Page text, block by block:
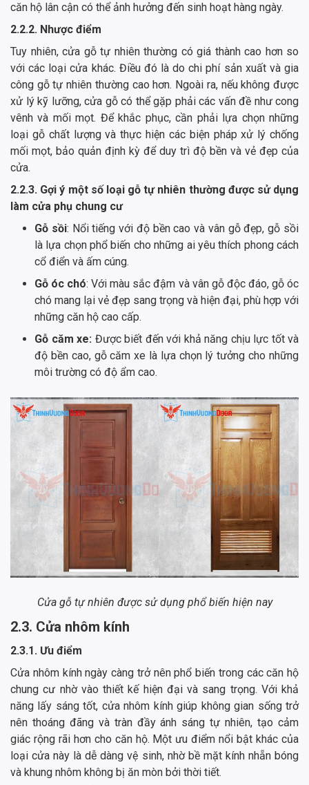
căn hộ lân cận có thể ảnh hưởng đến sinh hoạt hàng ngày.
2.2.2. Nhược điểm
Tuy nhiên, cửa gỗ tự nhiên thường có giá thành cao hơn so
với các loại cửa khác. Điều đó là do chi phí sản xuất và gia
công gỗ tự nhiên thường cao hơn. Ngoài ra, nếu không được
xử lý kỹ lưỡng, cửa gỗ có thể gặp phải các vấn đề như cong
vênh và mối mọt. Để khắc phục, cần phải lựa chọn những
loại gỗ chất lượng và thực hiện các biện pháp xử lý chống
mối mọt, bảo quản định kỳ để duy trì độ bền và vẻ đẹp của
cửa.
2.2.3. Gợi ý một số loại gỗ tự nhiên thường được sử dụng
làm cửa phụ chung cư
Gỗ sồi: Nổi tiếng với độ bền cao và vân gỗ đẹp, gỗ sồi
là lựa chọn phổ biến cho những ai yêu thích phong cách
cổ điển và ấm cúng.
Gỗ óc chó: Với màu sắc đậm và vân gỗ độc đáo, gỗ óc
chó mang lại vẻ đẹp sang trọng và hiện đại, phù hợp với
những căn hộ cao cấp.
Gỗ căm xe: Được biết đến với khả năng chịu lực tốt và
độ bền cao, gỗ căm xe là lựa chọn lý tưởng cho những
môi trường có độ ẩm cao.
Cửa gỗ tự nhiên được sử dụng phổ biến hiện nay
2.3. Cửa nhôm kính
2.3.1. Ưu điểm
Cửa nhôm kính ngày càng trở nên phổ biến trong các căn hộ
chung cư nhờ vào thiết kế hiện đại và sang trọng. Với khả
năng lấy sáng tốt, cửa nhôm kính giúp không gian sống trở
nên thoáng đãng và tràn đầy ánh sáng tự nhiên, tạo cảm
giác rộng rãi hơn cho căn hộ. Một ưu điểm nổi bật khác của
loại cửa này là dễ dàng vệ sinh, nhờ bề mặt kính nhẵn bóng
và khung nhôm không bị ăn mòn bởi thời tiết.